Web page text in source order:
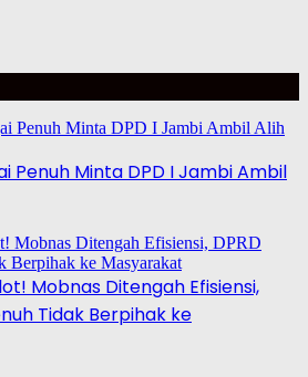
Penuh Minta DPD I Jambi Ambil
Mobnas Ditengah Efisiensi,
Tidak Berpihak ke